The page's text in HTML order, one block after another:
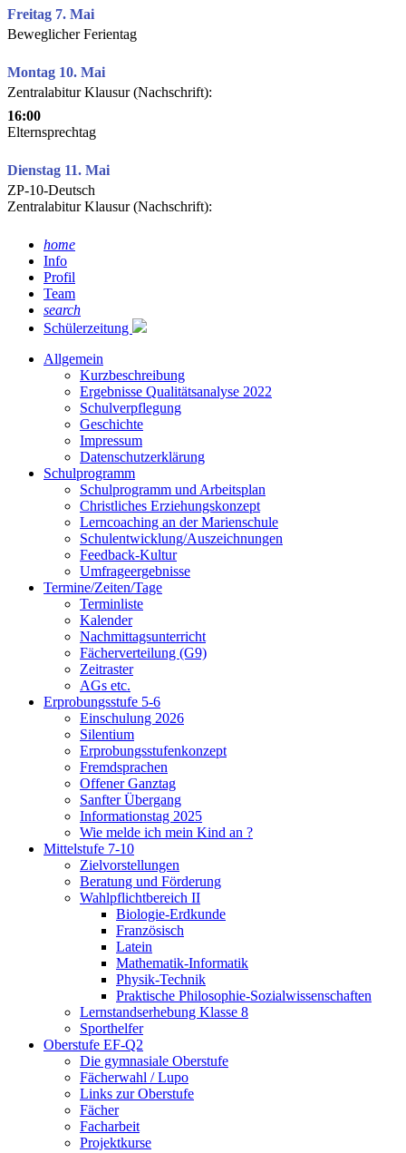
Freitag 7. Mai
Beweglicher Ferientag
Montag 10. Mai
Zentralabitur Klausur (Nachschrift):
16:00
Elternsprechtag
Dienstag 11. Mai
ZP-10-Deutsch
Zentralabitur Klausur (Nachschrift):
home
Info
Profil
Team
search
Schülerzeitung
Allgemein
Kurzbeschreibung
Ergebnisse Qualitätsanalyse 2022
Schulverpflegung
Geschichte
Impressum
Datenschutzerklärung
Schulprogramm
Schulprogramm und Arbeitsplan
Christliches Erziehungskonzept
Lerncoaching an der Marienschule
Schulentwicklung/Auszeichnungen
Feedback-Kultur
Umfrageergebnisse
Termine/Zeiten/Tage
Terminliste
Kalender
Nachmittagsunterricht
Fächerverteilung (G9)
Zeitraster
AGs etc.
Erprobungsstufe 5-6
Einschulung 2026
Silentium
Erprobungsstufenkonzept
Fremdsprachen
Offener Ganztag
Sanfter Übergang
Informationstag 2025
Wie melde ich mein Kind an ?
Mittelstufe 7-10
Zielvorstellungen
Beratung und Förderung
Wahlpflichtbereich II
Biologie-Erdkunde
Französisch
Latein
Mathematik-Informatik
Physik-Technik
Praktische Philosophie-Sozialwissenschaften
Lernstandserhebung Klasse 8
Sporthelfer
Oberstufe EF-Q2
Die gymnasiale Oberstufe
Fächerwahl / Lupo
Links zur Oberstufe
Fächer
Facharbeit
Projektkurse